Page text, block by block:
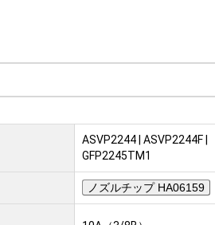
ASVP2244 | ASVP2244F |
GFP2245TM1
ノズルチップ HA06159